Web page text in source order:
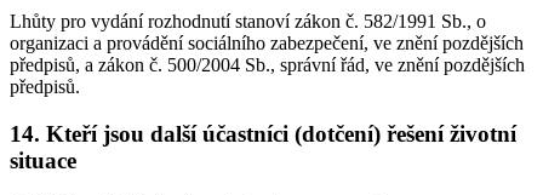
Lhůty pro vydání rozhodnutí stanoví zákon č. 582/1991 Sb., o
organizaci a provádění sociálního zabezpečení, ve znění pozdějších
předpisů, a zákon č. 500/2004 Sb., správní řád, ve znění pozdějších
předpisů.
14. Kteří jsou další účastníci (dotčení) řešení životní
situace